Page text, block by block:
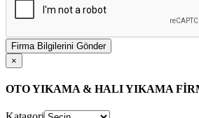
Firma Bilgilerini Gönder
×
OTO YIKAMA & HALI YIKAMA